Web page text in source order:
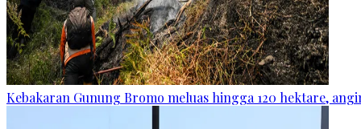
Kebakaran Gunung Bromo meluas hingga 120 hektare,